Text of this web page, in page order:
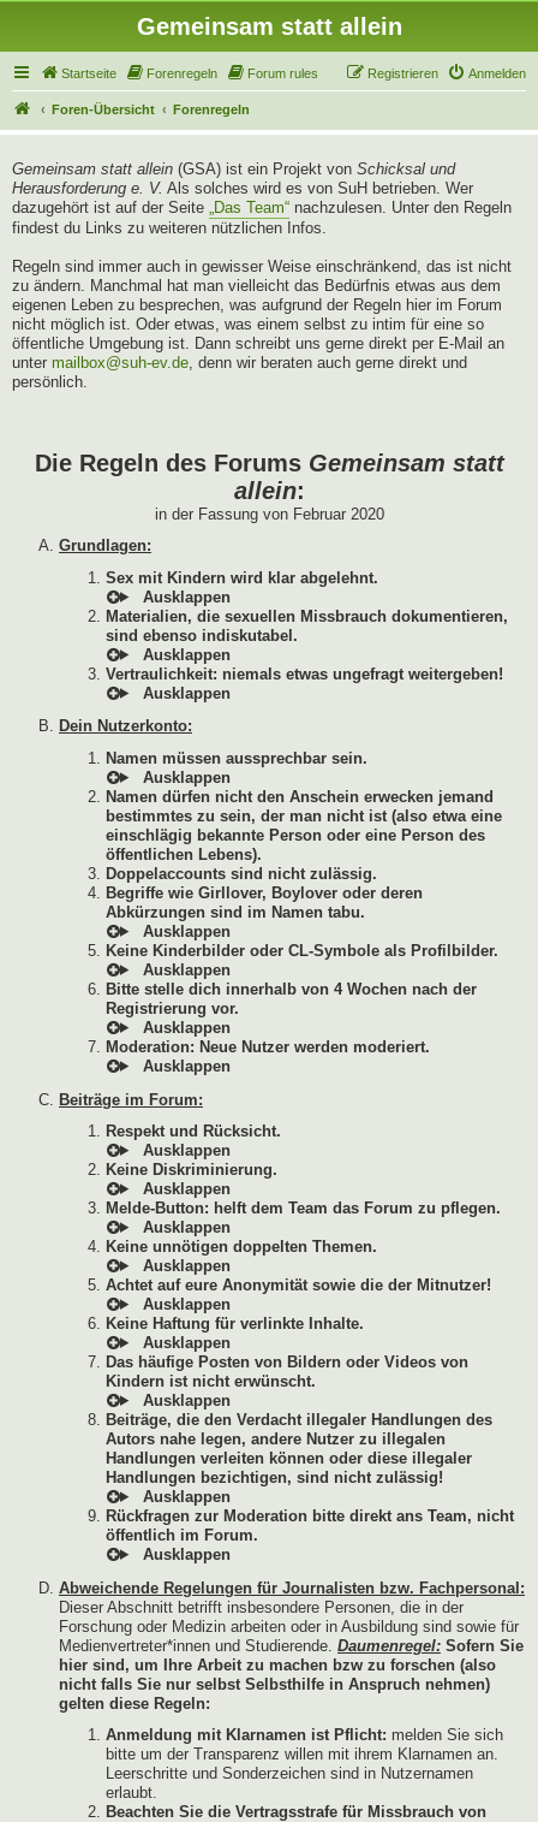
Gemeinsam statt allein
Startseite Forenregeln Forum rules Anmelden
Registrieren
Foren-Übersicht Forenregeln
Gemeinsam statt allein (GSA) ist ein Projekt von Schicksal und
Herausforderung e. V. Als solches wird es von SuH betrieben. Wer
dazugehört ist auf der Seite „Das Team“ nachzulesen. Unter den Regeln
findest du Links zu weiteren nützlichen Infos.
Regeln sind immer auch in gewisser Weise einschränkend, das ist nicht
zu ändern. Manchmal hat man vielleicht das Bedürfnis etwas aus dem
eigenen Leben zu besprechen, was aufgrund der Regeln hier im Forum
nicht möglich ist. Oder etwas, was einem selbst zu intim für eine so
öffentliche Umgebung ist. Dann schreibt uns gerne direkt per E-Mail an
unter mailbox@suh-ev.de, denn wir beraten auch gerne direkt und
persönlich.
Die Regeln des Forums Gemeinsam statt
allein:
in der Fassung von Februar 2020
Grundlagen:
Sex mit Kindern wird klar abgelehnt.
Materialien, die sexuellen Missbrauch dokumentieren,
sind ebenso indiskutabel.
Vertraulichkeit: niemals etwas ungefragt weitergeben!
Dein Nutzerkonto:
Namen müssen aussprechbar sein.
Namen dürfen nicht den Anschein erwecken jemand
bestimmtes zu sein, der man nicht ist (also etwa eine
einschlägig bekannte Person oder eine Person des
öffentlichen Lebens).
Doppelaccounts sind nicht zulässig.
Begriffe wie Girllover, Boylover oder deren
Abkürzungen sind im Namen tabu.
Keine Kinderbilder oder CL-Symbole als Profilbilder.
Bitte stelle dich innerhalb von 4 Wochen nach der
Registrierung vor.
Moderation: Neue Nutzer werden moderiert.
Beiträge im Forum:
Respekt und Rücksicht.
Keine Diskriminierung.
Melde-Button: helft dem Team das Forum zu pflegen.
Keine unnötigen doppelten Themen.
Achtet auf eure Anonymität sowie die der Mitnutzer!
Keine Haftung für verlinkte Inhalte.
Das häufige Posten von Bildern oder Videos von
Kindern ist nicht erwünscht.
Beiträge, die den Verdacht illegaler Handlungen des
Autors nahe legen, andere Nutzer zu illegalen
Handlungen verleiten können oder diese illegaler
Handlungen bezichtigen, sind nicht zulässig!
Rückfragen zur Moderation bitte direkt ans Team, nicht
öffentlich im Forum.
Abweichende Regelungen für Journalisten bzw. Fachpersonal:
Dieser Abschnitt betrifft insbesondere Personen, die in der
Forschung oder Medizin arbeiten oder in Ausbildung sind sowie für
Medienvertreter*innen und Studierende. Daumenregel: Sofern Sie
hier sind, um Ihre Arbeit zu machen bzw zu forschen (also
nicht falls Sie nur selbst Selbsthilfe in Anspruch nehmen)
gelten diese Regeln:
Anmeldung mit Klarnamen ist Pflicht: melden Sie sich
bitte um der Transparenz willen mit ihrem Klarnamen an.
Leerschritte und Sonderzeichen sind in Nutzernamen
erlaubt.
Beachten Sie die Vertragsstrafe für Missbrauch von